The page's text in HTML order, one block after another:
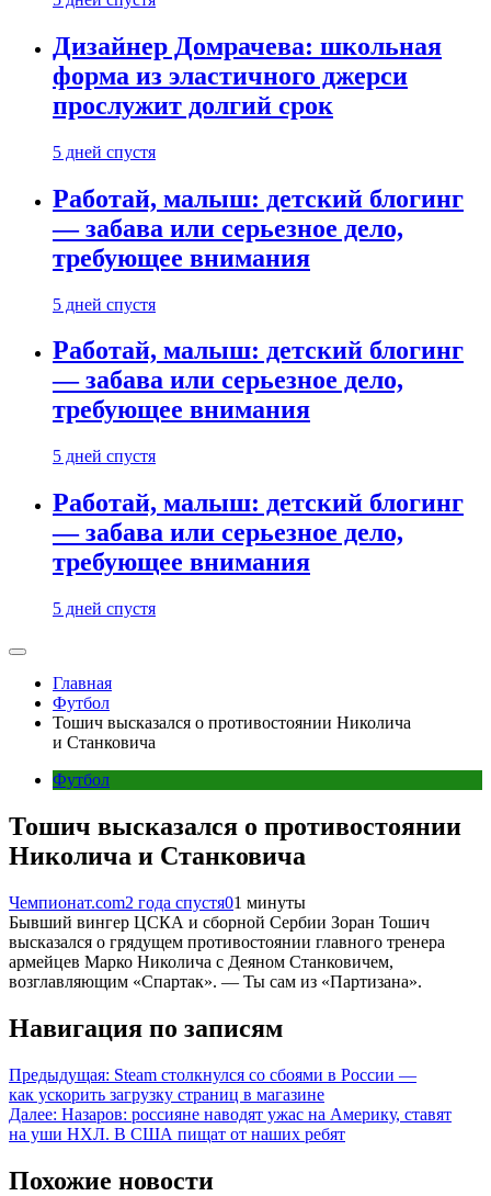
Дизайнер Домрачева: школьная
форма из эластичного джерси
прослужит долгий срок
5 дней спустя
Работай, малыш: детский блогинг
— забава или серьезное дело,
требующее внимания
5 дней спустя
Работай, малыш: детский блогинг
— забава или серьезное дело,
требующее внимания
5 дней спустя
Работай, малыш: детский блогинг
— забава или серьезное дело,
требующее внимания
5 дней спустя
Главная
Футбол
Тошич высказался о противостоянии Николича
и Станковича
Футбол
Тошич высказался о противостоянии
Николича и Станковича
Чемпионат.com2 года спустя01 минуты
Бывший вингер ЦСКА и сборной Сербии Зоран Тошич
высказался о грядущем противостоянии главного тренера
армейцев Марко Николича с Деяном Станковичем,
возглавляющим «Спартак». — Ты сам из «Партизана».
Навигация по записям
Предыдущая: Steam столкнулся со сбоями в России —
как ускорить загрузку страниц в магазине
Далее: Назаров: россияне наводят ужас на Америку, ставят
на уши НХЛ. В США пищат от наших ребят
Похожие новости